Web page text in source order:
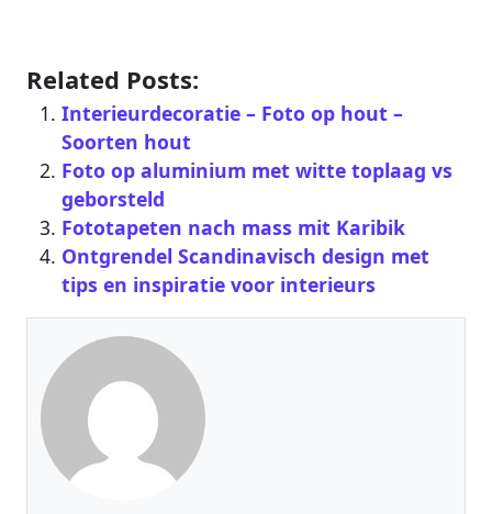
Related Posts:
Interieurdecoratie – Foto op hout –
Soorten hout
Foto op aluminium met witte toplaag vs
geborsteld
Fototapeten nach mass mit Karibik
Ontgrendel Scandinavisch design met
tips en inspiratie voor interieurs